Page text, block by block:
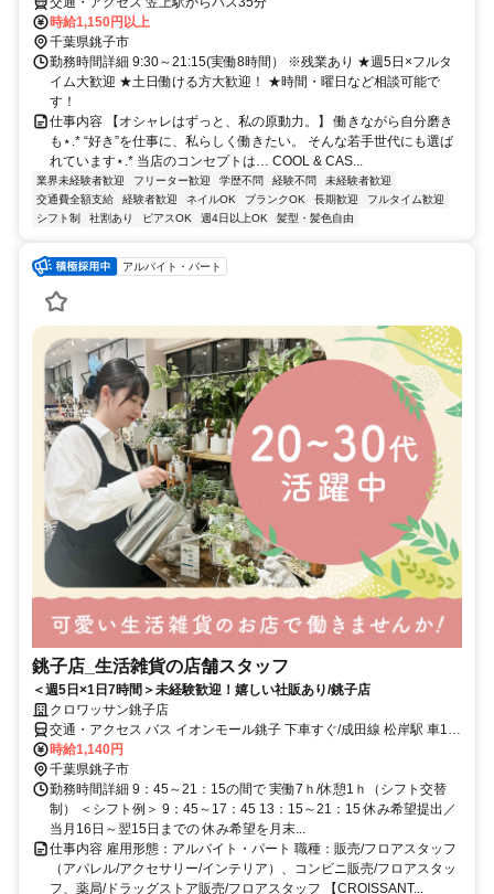
時給1,150円以上
千葉県銚子市
勤務時間詳細 9:30～21:15(実働8時間） ※残業あり ★週5日×フルタ
イム大歓迎 ★土日働ける方大歓迎！ ★時間・曜日など相談可能で
す！
仕事内容 【オシャレはずっと、私の原動力。】 働きながら自分磨き
も⋆.* “好き”を仕事に、私らしく働きたい。 そんな若手世代にも選ば
れています⋆.* 当店のコンセプトは… COOL & CAS...
業界未経験者歓迎 フリーター歓迎 学歴不問 経験不問
未経験者歓迎
交通費全額支給
経験者歓迎 ネイルOK ブランクOK 長期歓迎
フルタイム歓迎
シフト制
社割あり ピアスOK 週4日以上OK 髪型・髪色自由
アルバイト・パート
銚子店_生活雑貨の店舗スタッフ
＜週5日×1日7時間＞未経験歓迎！嬉しい社販あり/銚子店
クロワッサン銚子店
交通・アクセス バス イオンモール銚子 下車すぐ/成田線 松岸駅 車10
分/総武本線 松岸駅 車10分/銚子電気鉄道 銚子駅 車10分
時給1,140円
千葉県銚子市
勤務時間詳細 9：45～21：15の間で 実働7ｈ/休憩1ｈ（シフト交替
制） ＜シフト例＞ 9：45～17：45 13：15～21：15 休み希望提出／
当月16日～翌15日までの 休み希望を月末...
仕事内容 雇用形態：アルバイト・パート 職種：販売/フロアスタッフ
（アパレル/アクセサリー/インテリア）、コンビニ販売/フロアスタッ
フ、薬局/ドラッグストア販売/フロアスタッフ 【CROISSANT...